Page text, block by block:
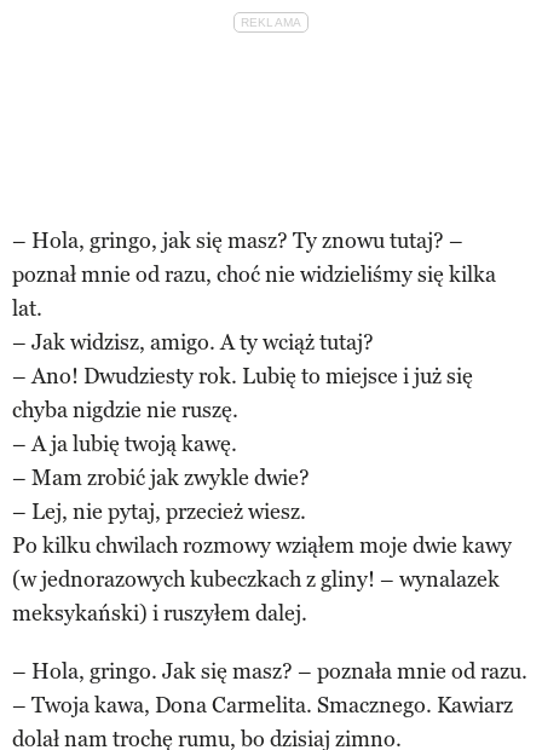
– Hola, gringo, jak się masz? Ty znowu tutaj? –
poznał mnie od razu, choć nie widzieliśmy się kilka
lat.
– Jak widzisz, amigo. A ty wciąż tutaj?
– Ano! Dwudziesty rok. Lubię to miejsce i już się
chyba nigdzie nie ruszę.
– A ja lubię twoją kawę.
– Mam zrobić jak zwykle dwie?
– Lej, nie pytaj, przecież wiesz.
Po kilku chwilach rozmowy wziąłem moje dwie kawy
(w jednorazowych kubeczkach z gliny! – wynalazek
meksykański) i ruszyłem dalej.
– Hola, gringo. Jak się masz? – poznała mnie od razu.
– Twoja kawa, Dona Carmelita. Smacznego. Kawiarz
dolał nam trochę rumu, bo dzisiaj zimno.